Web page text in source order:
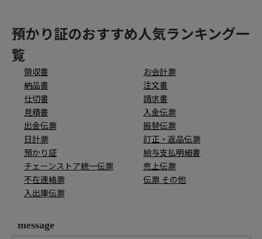
預かり証のおすすめ人気ランキング一
覧
領収書
お会計票
納品書
注文書
仕切書
請求書
見積書
入金伝票
出金伝票
振替伝票
日計票
訂正・返品伝票
預かり証
給与支払明細書
チェーンストア統一伝票
売上伝票
不在連絡票
伝票 その他
入出庫伝票
message